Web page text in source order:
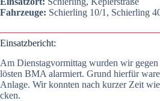
Fahr­zeu­ge: Schier­ling 10/1, Schier­ling
Ein­satz­be­richt:
Am Diens­tag­vor­mit­tag wur­den wir
lös­ten BMA alar­miert. Grund hier­für
Anla­ge. Wir konn­ten nach kur­zer Zeit
cken.